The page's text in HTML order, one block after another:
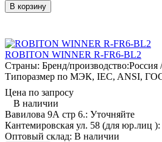
В корзину
ROBITON WINNER R-FR6-BL2
Страны: Бренд/производство:Россия
Типоразмер по МЭК, IEC, ANSI,
Цена по запросу
В наличии
Вавилова 9А стр 6.: Уточняйте
Кантемировская ул. 58 (для юр.лиц ):
Оптовый склад: В наличии